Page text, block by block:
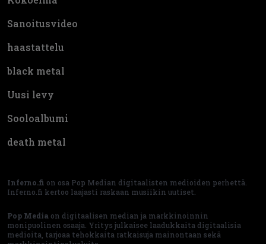
Sanoitusvideo
haastattelu
black metal
Uusi levy
Sooloalbumi
death metal
Inferno.fi on osa Pop Median digitaalisten medioiden perhettä.
Inferno.fi kertoo laajasti raskaan musiikin uutiset.
Pop Media on digitaalisen median ja markkinoinnin
monipuolinen osaaja. Yritys julkaisee laadukkaita digitaalisia
medioita, tarjoaa tehokkaita ratkaisuja mainontaan sekä